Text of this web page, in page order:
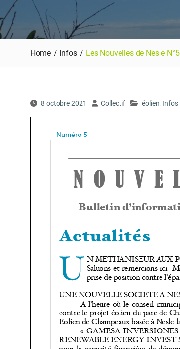
Home Infos Les Nouvelles de Nesle N°5
8 octobre 2021 Collectif éolien, Infos